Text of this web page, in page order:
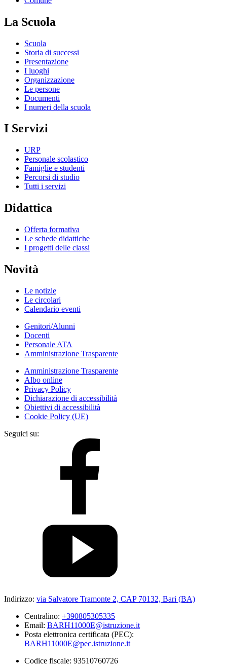
La Scuola
Scuola
Storia di successi
Presentazione
I luoghi
Organizzazione
Le persone
Documenti
I numeri della scuola
I Servizi
URP
Personale scolastico
Famiglie e studenti
Percorsi di studio
Tutti i servizi
Didattica
Offerta formativa
Le schede didattiche
I progetti delle classi
Novità
Le notizie
Le circolari
Calendario eventi
Genitori/Alunni
Docenti
Personale ATA
Amministrazione Trasparente
Amministrazione Trasparente
Albo online
Privacy Policy
Dichiarazione di accessibilità
Obiettivi di accessibilità
Cookie Policy (UE)
Seguici su:
Indirizzo: via Salvatore Tramonte 2, CAP 70132, Bari (BA)
Centralino: +390805305335
Email: BARH11000E@istruzione.it
Posta elettronica certificata (PEC):
BARH11000E@pec.istruzione.it
Codice fiscale: 93510760726